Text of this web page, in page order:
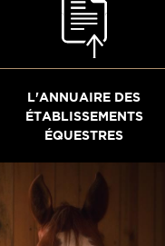
L'ANNUAIRE DES
ÉTABLISSEMENTS
ÉQUESTRES